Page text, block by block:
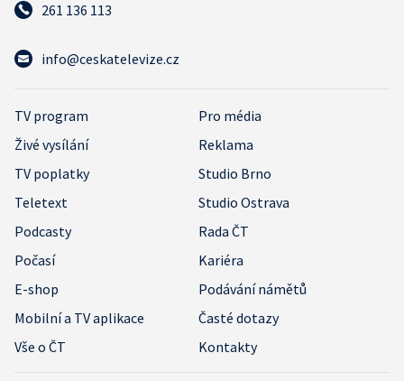
261 136 113
info@ceskatelevize.cz
TV program
Pro média
Živé vysílání
Reklama
TV poplatky
Studio Brno
Teletext
Studio Ostrava
Podcasty
Rada ČT
Počasí
Kariéra
E-shop
Podávání námětů
Mobilní a TV aplikace
Časté dotazy
Vše o ČT
Kontakty